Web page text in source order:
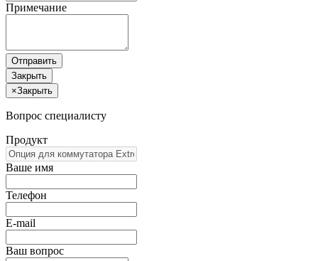
Примечание
Отправить
Закрыть
×Закрыть
Вопрос специалисту
Продукт
Ваше имя
Телефон
E-mail
Ваш вопрос